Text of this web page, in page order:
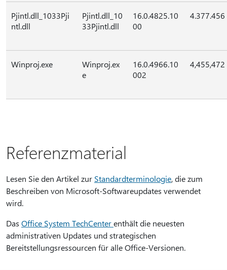
Pjintl.dll_1033Pji
ntl.dll
Pjintl.dll_10
33Pjintl.dll
16.0.4825.10
00
4.377.456
Winproj.exe
Winproj.ex
e
16.0.4966.10
002
4,455,472
Referenzmaterial
Lesen Sie den Artikel zur Standardterminologie, die zum
Beschreiben von Microsoft-Softwareupdates verwendet
wird.
Das Office System TechCenterenthält die neuesten
administrativen Updates und strategischen
Bereitstellungsressourcen für alle Office-Versionen.